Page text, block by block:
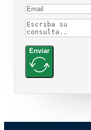
Enviar